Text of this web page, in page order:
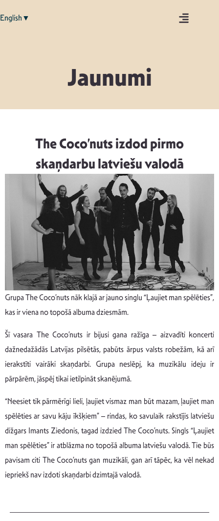
English▼
Jaunumi
The Coco’nuts izdod pirmo
skaņdarbu latviešu valodā
Grupa The Coco’nuts nāk klajā ar jauno singlu “Ļaujiet man spēlēties”,
kas ir viena no topošā albuma dziesmām.
Šī vasara The Coco’nuts ir bijusi gana ražīga – aizvadīti koncerti
dažnedažādās Latvijas pilsētās, pabūts ārpus valsts robežām, kā arī
ierakstīti vairāki skaņdarbi. Grupa neslēpj, ka muzikālu ideju ir
pārpārēm, jāspēj tikai ietilpināt skanējumā.
“Neesiet tik pārmērīgi lieli, ļaujiet vismaz man būt mazam, ļaujiet man
spēlēties ar savu kāju īkšķiem” – rindas, ko savulaik rakstījis latviešu
dižgars Imants Ziedonis, tagad izdzied The Coco’nuts. Singls “Ļaujiet
man spēlēties” ir atblāzma no topošā albuma latviešu valodā. Tie būs
pavisam citi The Coco’nuts gan muzikāli, gan arī tāpēc, ka vēl nekad
iepriekš nav izdoti skaņdarbi dzimtajā valodā.